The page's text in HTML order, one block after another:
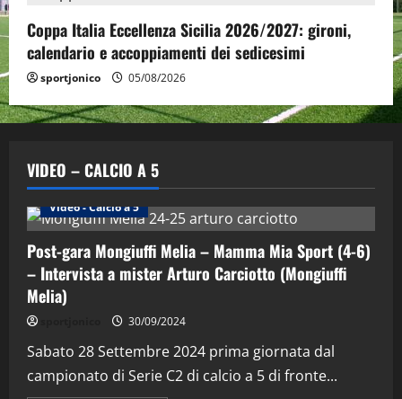
Coppa Italia Eccellenza Sicilia 2026/2027: gironi,
calendario e accoppiamenti dei sedicesimi
sportjonico 05/08/2026
VIDEO – CALCIO A 5
Altri Sport Calcio a 5 Maschile
Video - Calcio a 5
Post-gara Mongiuffi Melia – Mamma Mia Sport (4-6)
– Intervista a mister Arturo Carciotto (Mongiuffi
Melia)
30/09/2024
Sabato 28 Settembre 2024 prima giornata dal
campionato di Serie C2 di calcio a 5 di fronte...
2
“SportEmpire” in Podcast: 29^ Puntata
(Martedi 28 Aprile 2026)
28/04/2026